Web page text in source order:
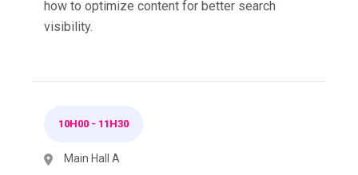
how to optimize content for better search
visibility.
10H00 - 11H30
Main Hall A